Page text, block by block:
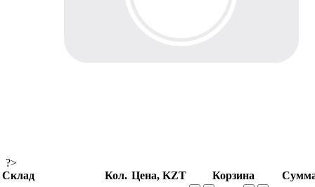
?>
Склад
Кол. Цена, KZT Корзина